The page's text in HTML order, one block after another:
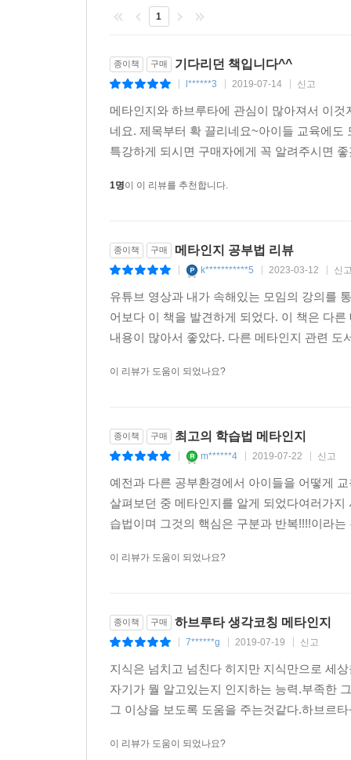
1
종이책 구매 기다리던 책입니다^^
l******3 2019-07-14 신고
메타인지와 하브루타에 관심이 많아져서 이
네요. 제목부터 확 끌리네요~아이들 교육에
특강하게 되시면 구매자에게 꼭 알려주시면
1명이 이 리뷰를 추천합니다.
종이책 구매 메타인지 공부법 리뷰
k***********5 2023-03-12 신
유튜브 영상과 내가 속해있는 모임의 강의를
어보다 이 책을 발견하게 되었다. 이 책은 다
내용이 많아서 좋았다. 다른 메타인지 관련
이 리뷰가 도움이 되었나요?
종이책 구매 최고의 학습법 메타인지
m******4 2019-07-22 신고
예전과 다른 공부환경에서 아이들을 어떻게
살펴보던 중 메타인지를 알게 되었다여러가
습법이며 그것의 핵심은 구분과 반복!!!!이라
이 리뷰가 도움이 되었나요?
종이책 구매 하브루타 생각코칭 메타인지
7******g 2019-07-19 신고
지식은 넘치고 넘친다 히지만 지식만으로 세
자기가 뭘 알고있는지 인지하는 능력.부족한
그 이상을 보도록 도움을 주는것같다.하브르
이 리뷰가 도움이 되었나요?